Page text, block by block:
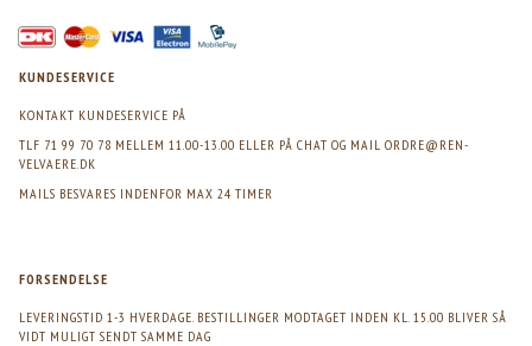
KUNDESERVICE
KONTAKT KUNDESERVICE PÅ
TLF 71 99 70 78 MELLEM 11.00-13.00 ELLER PÅ CHAT OG MAIL ORDRE@REN-
VELVAERE.DK
MAILS BESVARES INDENFOR MAX 24 TIMER
FORSENDELSE
LEVERINGSTID 1-3 HVERDAGE. BESTILLINGER MODTAGET INDEN KL. 15.00 BLIVER SÅ
VIDT MULIGT SENDT SAMME DAG